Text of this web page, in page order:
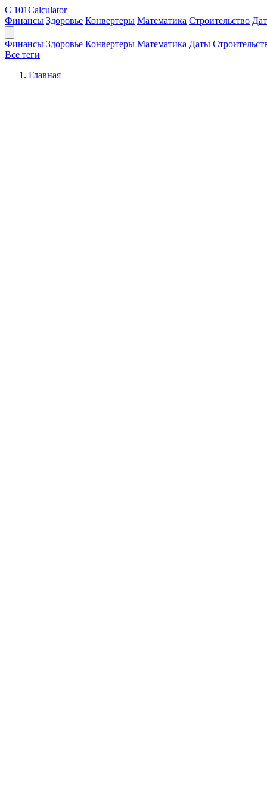
C 101Calculator
Финансы Здоровье Конвертеры Математика Строительство
Финансы Здоровье Конвертеры Математика Даты
Все теги
Главная